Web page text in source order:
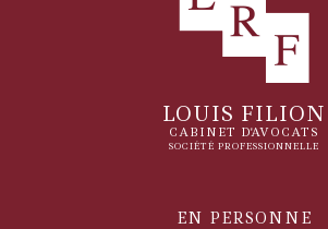
LOUIS FILION
CABINET D'AVOCATS
SOCIÉTÉ PROFESSIONNELLE
EN PERSONNE